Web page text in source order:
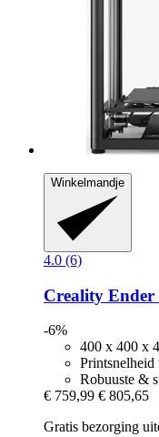
Winkelmandje
4.0 (6)
Creality Ender
-6%
400 x 400 x
Printsnelheid
Robuuste &
€ 759,99 € 805,65
Gratis bezorging